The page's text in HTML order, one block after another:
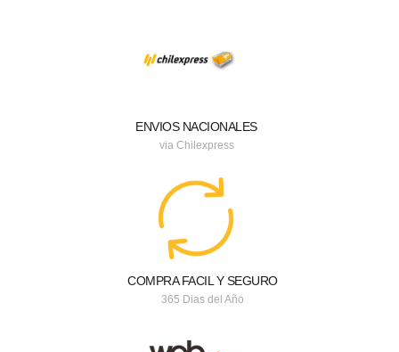
ENVIOS NACIONALES
via Chilexpress
COMPRA FACIL Y SEGURO
365 Dias del Año